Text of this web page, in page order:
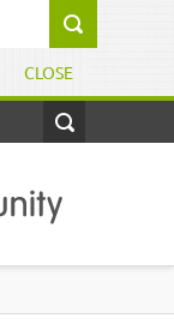
CLOSE